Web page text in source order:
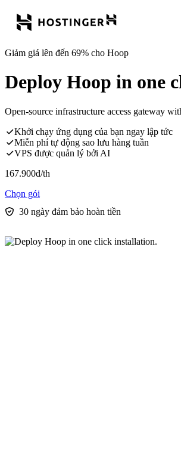
Giảm giá lên đến 69% cho Hoop
Deploy Hoop in one
Open-source infrastructure access gateway
Khởi chạy ứng dụng của bạn ngay lập tức
Miễn phí tự động sao lưu hàng tuần
VPS được quản lý bởi AI
167.900đ/th
Chọn gói
30 ngày đảm bảo hoàn tiền